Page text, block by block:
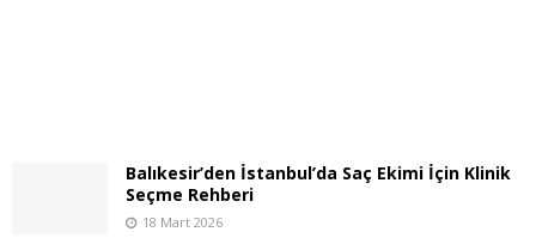
Balıkesir’den İstanbul’da Saç Ekimi İçin Klinik
Seçme Rehberi
18 Mart 2026